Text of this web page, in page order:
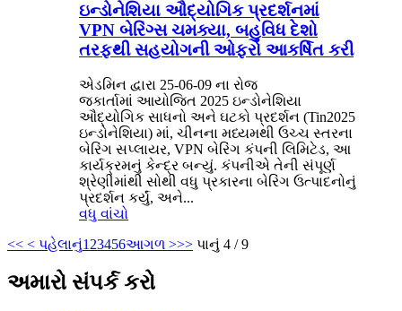
ઇન્ડોનેશિયા ઔદ્યોગિક પ્રદર્શનમાં
VPN બેરિંગ્સ ચમક્યા, બહુવિધ દેશો
તરફથી સહયોગની ઓફરો આકર્ષિત કરી
એડમિન દ્વારા 25-06-09 ના રોજ
જકાર્તામાં આયોજિત 2025 ઇન્ડોનેશિયા
ઔદ્યોગિક સાધનો અને ઘટકો પ્રદર્શન (Tin2025
ઇન્ડોનેશિયા) માં, ચીનના મધ્યમથી ઉચ્ચ સ્તરના
બેરિંગ સપ્લાયર, VPN બેરિંગ કંપની લિમિટેડ, આ
કાર્યક્રમનું કેન્દ્ર બન્યું. કંપનીએ તેની સંપૂર્ણ
શ્રેણીમાંથી સોથી વધુ પ્રકારના બેરિંગ ઉત્પાદનોનું
પ્રદર્શન કર્યું, અને...
વધુ વાંચો
<< < પહેલાનું1 23456આગળ >>> પાનું 4 / 9
અમારો સંપર્ક કરો